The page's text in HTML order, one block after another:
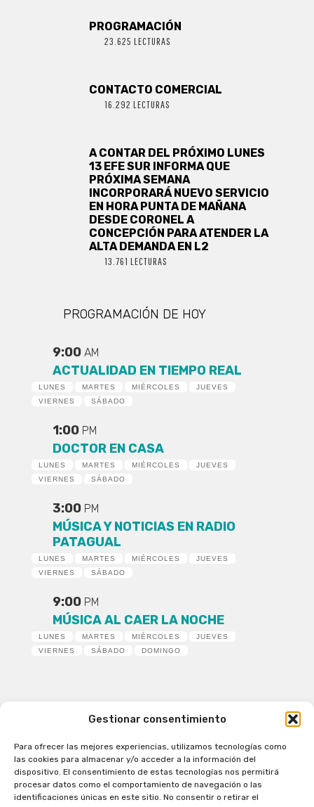
Gestionar consentimiento
Para ofrecer las mejores experiencias, utilizamos tecnologías como
las cookies para almacenar y/o acceder a la información del
dispositivo. El consentimiento de estas tecnologías nos permitirá
procesar datos como el comportamiento de navegación o las
identificaciones únicas en este sitio. No consentir o retirar el
PROGRAMACIÓN
23.625 LECTURAS
CONTACTO COMERCIAL
16.292 LECTURAS
A CONTAR DEL PRÓXIMO LUNES
13 EFE SUR INFORMA QUE
PRÓXIMA SEMANA
INCORPORARÁ NUEVO SERVICIO
EN HORA PUNTA DE MAÑANA
DESDE CORONEL A
CONCEPCIÓN PARA ATENDER LA
ALTA DEMANDA EN L2
13.761 LECTURAS
PROGRAMACIÓN DE HOY
9:00 AM
ACTUALIDAD EN TIEMPO REAL
LUNES MARTES MIÉRCOLES
JUEVES
VIERNES
SÁBADO
1:00 PM
DOCTOR EN CASA
LUNES MARTES MIÉRCOLES
JUEVES
VIERNES
SÁBADO
3:00 PM
MÚSICA Y NOTICIAS EN RADIO
PATAGUAL
LUNES MARTES MIÉRCOLES
JUEVES
VIERNES
SÁBADO
9:00 PM
MÚSICA AL CAER LA NOCHE
LUNES MARTES MIÉRCOLES
JUEVES
VIERNES
SÁBADO DOMINGO
Patagual Radio Digital 2026 - Todos los derechos
reservados
la Radio de Verdad